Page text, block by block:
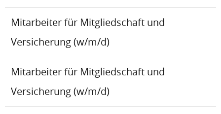
Mitarbeiter für Mitgliedschaft und
Versicherung (w/m/d)
Mitarbeiter für Mitgliedschaft und
Versicherung (w/m/d)